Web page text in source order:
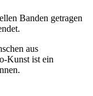
Banden getragen
aus
Kunst ist ein